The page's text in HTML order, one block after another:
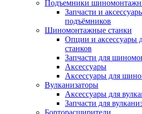
Подъемники
Запчасти и
подъёмников
Шиномонтажные станки
Опции и аксессуары
станков
Запчасти для
Аксессуары
Аксессуары для
Вулканизаторы
Аксессуары для
Запчасти для
Борторасширители